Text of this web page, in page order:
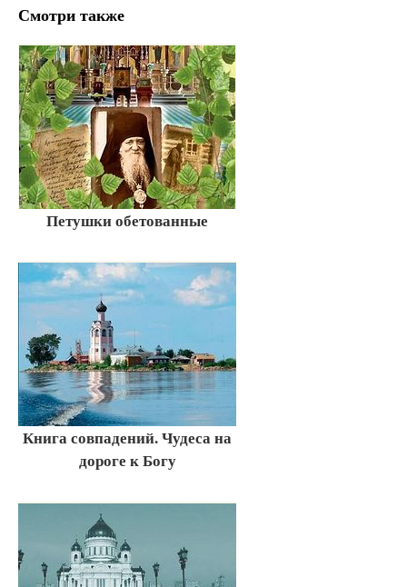
Смотри также
Петушки обетованные
Книга совпадений. Чудеса на
дороге к Богу